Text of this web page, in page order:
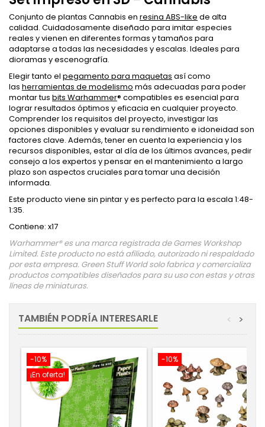
Conjunto de plantas Cannabis en resina ABS-like de alta
calidad. Cuidadosamente diseñado para imitar especies
reales y vienen en diferentes formas y tamaños para
adaptarse a todas las necesidades y escalas. Ideales para
dioramas y escenografía.
Elegir tanto el pegamento para maquetas así como
las herramientas de modelismo más adecuadas para poder
montar tus bits Warhammer® compatibles es esencial para
lograr resultados óptimos y eficacia en cualquier proyecto.
Comprender los requisitos del proyecto, investigar las
opciones disponibles y evaluar su rendimiento e idoneidad son
factores clave. Además, tener en cuenta la experiencia y los
recursos disponibles, estar al día de los últimos avances, pedir
consejo a los expertos y pensar en el mantenimiento a largo
plazo son aspectos cruciales para tomar una decisión
informada.
Este producto viene sin pintar y es perfecto para la escala 1:48-
1:35.
Contiene: x17
Warhammer® es una marca registrada de Games Workshop
Limited. Este producto no está afiliado, autorizado ni respaldado
por esta empresa. Green Stuff World solo fabrica y comercializa
productos compatibles diseñados para su uso con estas y otras
líneas de miniaturas.
TAMBIÉN PODRÍA INTERESARLE >
<
-10%
¡En oferta!
-10%